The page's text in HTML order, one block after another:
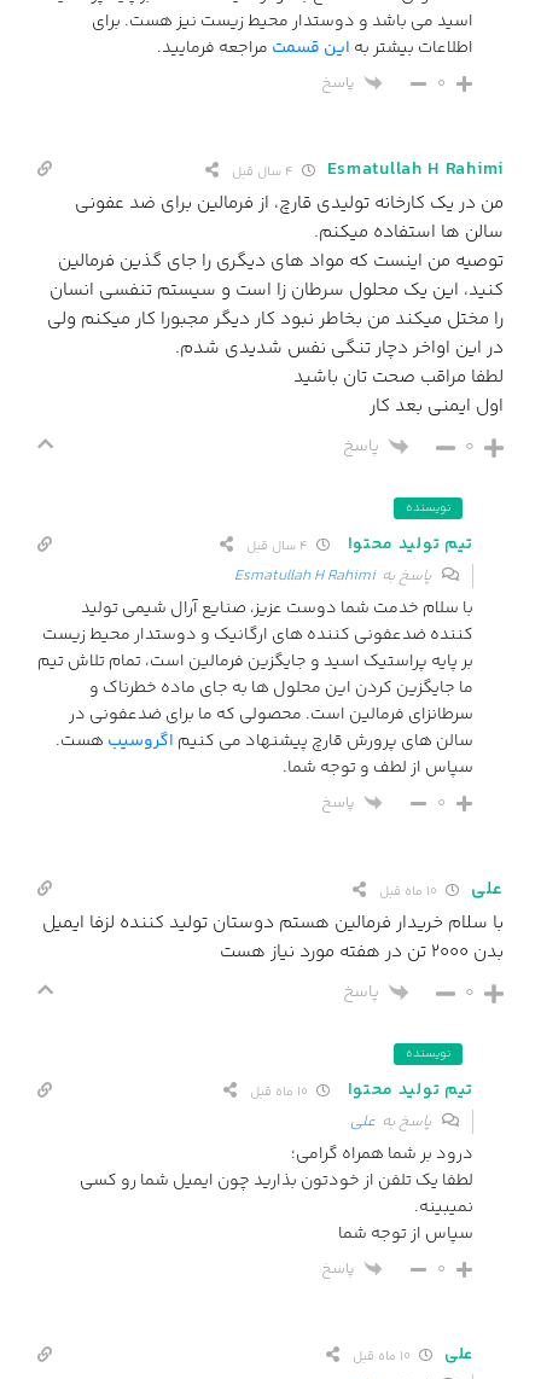
اسید می باشد و دوستدار محیط زیست نیز هست. برای
اطلاعات بیشتر به این قسمت مراجعه فرمایید.
0 پاسخ
Esmatullah H Rahimi
من در یک کارخانه تولیدی قارچ، از فرمالین برای ضد عفونی
سالن ها استفاده میکنم.
توصیه من اینست که مواد های دیگری را جای گذین فرمالین
کنید، این یک محلول سرطان زا است و سیستم تنفسی انسان
را مختل میکند من بخاطر نبود کار دیگر مجبورا کار میکنم ولی
در این اواخر دچار تنگی نفس شدیدی شدم.
لطفا مراقب صحت تان باشید
اول ایمنی بعد کار
0 پاسخ
نویسنده
تیم تولید محتوا
پاسخ بهEsmatullah H Rahimi
با سلام خدمت شما دوست عزیز، صنایع آرال شیمی تولید
کننده ضدعفونی کننده های ارگانیک و دوستدار محیط زیست
بر پایه پراستیک اسید و جایگزین فرمالین است، تمام تلاش تیم
ما جایگزین کردن این محلول ها به جای ماده خطرناک و
سرطانزای فرمالین است. محصولی که ما برای ضدعفونی در
سالن های پرورش قارچ پیشنهاد می کنیم اگروسیب هست.
سپاس از لطف و توجه شما.
0 پاسخ
علی
با سلام خریدار فرمالین هستم دوستان تولید کننده لزفا ایمیل
بدن 2000 تن در هفته مورد نیاز هست
0 پاسخ
نویسنده
تیم تولید محتوا
پاسخ به علی
درود بر شما همراه گرامی؛
لطفا یک تلفن از خودتون بذارید چون ایمیل شما رو کسی
نمیبینه.
سپاس از توجه شما
0 پاسخ
علی